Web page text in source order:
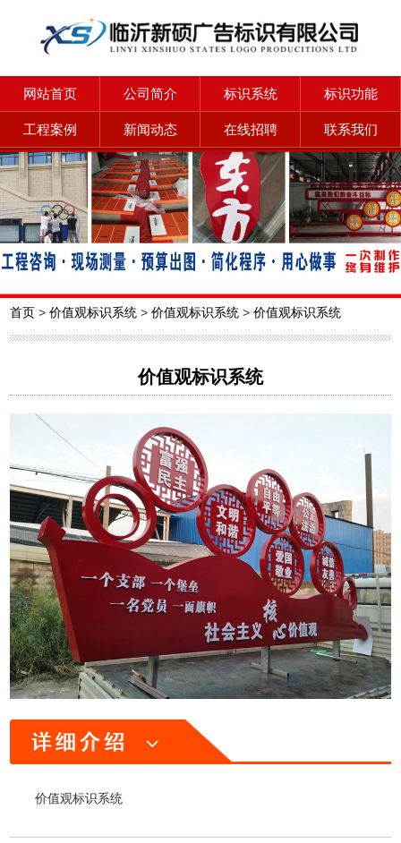
网站首页 公司简介 标识系统 标识功能
工程案例 新闻动态 在线招聘 联系我们
首页 >价值观标识系统 >价值观标识系统 >价值观标识系统
价值观标识系统
价值观标识系统